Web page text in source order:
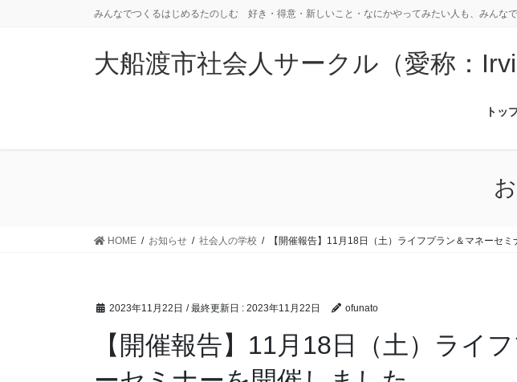
みんなでつくるはじめるたのしむ 好き・得意・新しいこと・なにかやってみたい人も、みんな
大船渡市社会人サークル（愛称：
トッ
HOME お知らせ 社会人の学校 【開催報告】11月18日（土）ライフプラン＆マネーセ
2023年11月22日 / 最終更新日 : 2023年11月22日 ofunato
【開催報告】11月18日（土）ライ